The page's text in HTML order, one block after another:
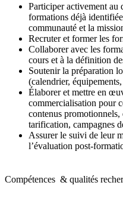
Participer activement au
formations déjà
communauté et la
Recruter et former les
Collaborer avec les
cours et à la définition
Soutenir la préparation
(calendrier,
Élaborer et mettre en
commercialisation pour
contenus
tarification, campagnes
Assurer le suivi de leur
l’évaluation post-
Compétences & qualités